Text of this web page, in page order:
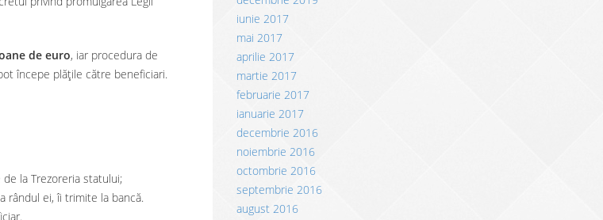
de euro, iar procedura de
începe plățile către beneficiari.
la Trezoreria statului;
rândul ei, îi trimite la bancă.
iunie 2017
mai 2017
aprilie 2017
martie 2017
februarie 2017
ianuarie 2017
decembrie 2016
noiembrie 2016
octombrie 2016
septembrie 2016
august 2016